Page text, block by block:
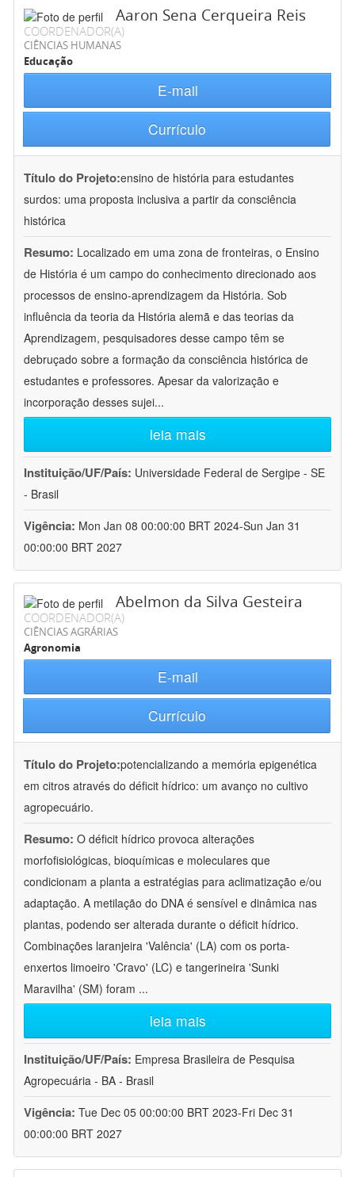
Aaron Sena Cerqueira Reis
COORDENADOR(A)
CIÊNCIAS HUMANAS
Educação
E-mail
Currículo
Título do Projeto:ensino de história para estudantes
surdos: uma proposta inclusiva a partir da consciência
histórica
Resumo: Localizado em uma zona de fronteiras, o Ensino
de História é um campo do conhecimento direcionado aos
processos de ensino-aprendizagem da História. Sob
influência da teoria da História alemã e das teorias da
Aprendizagem, pesquisadores desse campo têm se
debruçado sobre a formação da consciência histórica de
estudantes e professores. Apesar da valorização e
incorporação desses sujei...
leia mais
Instituição/UF/País: Universidade Federal de Sergipe - SE
- Brasil
Vigência: Mon Jan 08 00:00:00 BRT 2024-Sun Jan 31
00:00:00 BRT 2027
Abelmon da Silva Gesteira
COORDENADOR(A)
CIÊNCIAS AGRÁRIAS
Agronomia
E-mail
Currículo
Título do Projeto:potencializando a memória epigenética
em citros através do déficit hídrico: um avanço no cultivo
agropecuário.
Resumo: O déficit hídrico provoca alterações
morfofisiológicas, bioquímicas e moleculares que
condicionam a planta a estratégias para aclimatização e/ou
adaptação. A metilação do DNA é sensível e dinâmica nas
plantas, podendo ser alterada durante o déficit hídrico.
Combinações laranjeira 'Valência' (LA) com os porta-
enxertos limoeiro 'Cravo' (LC) e tangerineira 'Sunki
Maravilha' (SM) foram ...
leia mais
Instituição/UF/País: Empresa Brasileira de Pesquisa
Agropecuária - BA - Brasil
Vigência: Tue Dec 05 00:00:00 BRT 2023-Fri Dec 31
00:00:00 BRT 2027